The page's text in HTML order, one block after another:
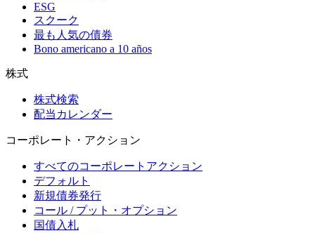
ESG
スクーク
最も人気の債券
Bono americano a 10 años
株式
株式検索
配当カレンダー
コーポレート・アクション
すべてのコーポレートアクション
デフォルト
新規債券発行
コール / プット・オプション
国債入札